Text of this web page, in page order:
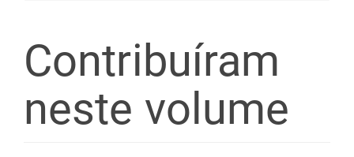
Contribuíram
neste volume